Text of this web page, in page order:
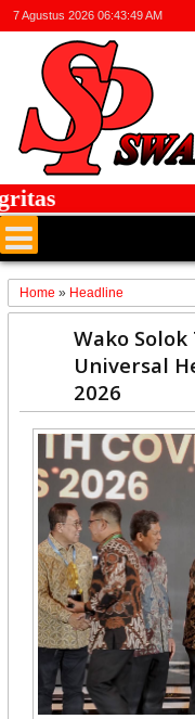
7 Agustus 2026 06:43:49 AM
Home » Headline
Wako
Universal
2026